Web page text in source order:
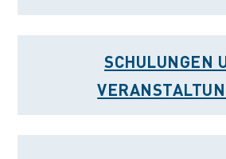
SCHULUNGEN